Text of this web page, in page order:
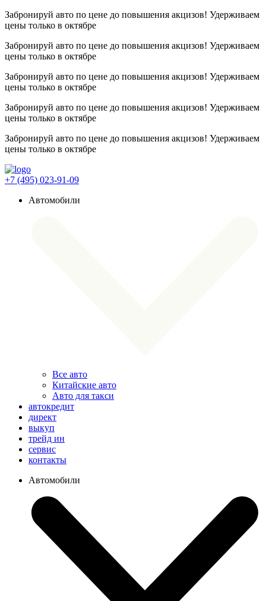
Забронируй авто по цене до повышения акцизов! Удерживаем
цены только в октябре
Забронируй авто по цене до повышения акцизов! Удерживаем
цены только в октябре
Забронируй авто по цене до повышения акцизов! Удерживаем
цены только в октябре
Забронируй авто по цене до повышения акцизов! Удерживаем
цены только в октябре
Забронируй авто по цене до повышения акцизов! Удерживаем
цены только в октябре
+7 (495) 023-91-09
Автомобили
Все авто
Китайские авто
Авто для такси
автокредит
директ
выкуп
трейд ин
сервис
контакты
Автомобили